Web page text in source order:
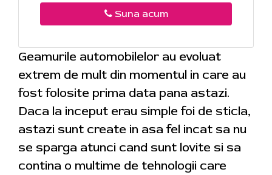
Suna acum
Geamurile automobilelor au evoluat
extrem de mult din momentul in care au
fost folosite prima data pana astazi.
Daca la inceput erau simple foi de sticla,
astazi sunt create in asa fel incat sa nu
se sparga atunci cand sunt lovite si sa
contina o multime de tehnologii care